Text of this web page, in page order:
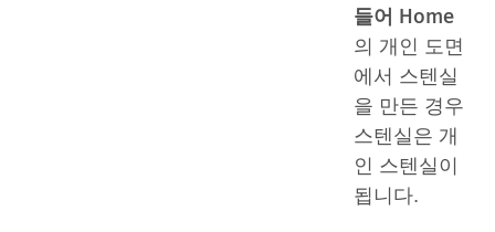
들어 Home
의 개인 도면
에서 스텐실
을 만든 경우
스텐실은 개
인 스텐실이
됩니다.